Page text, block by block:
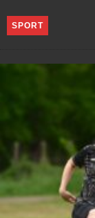
SPORT